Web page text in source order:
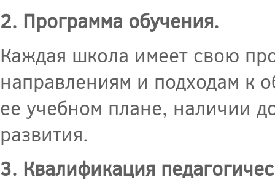
2. Программа обучения.
Каждая школа имеет свою
направлениям и подходам к
ее учебном плане, наличии
развития.
3. Квалификация